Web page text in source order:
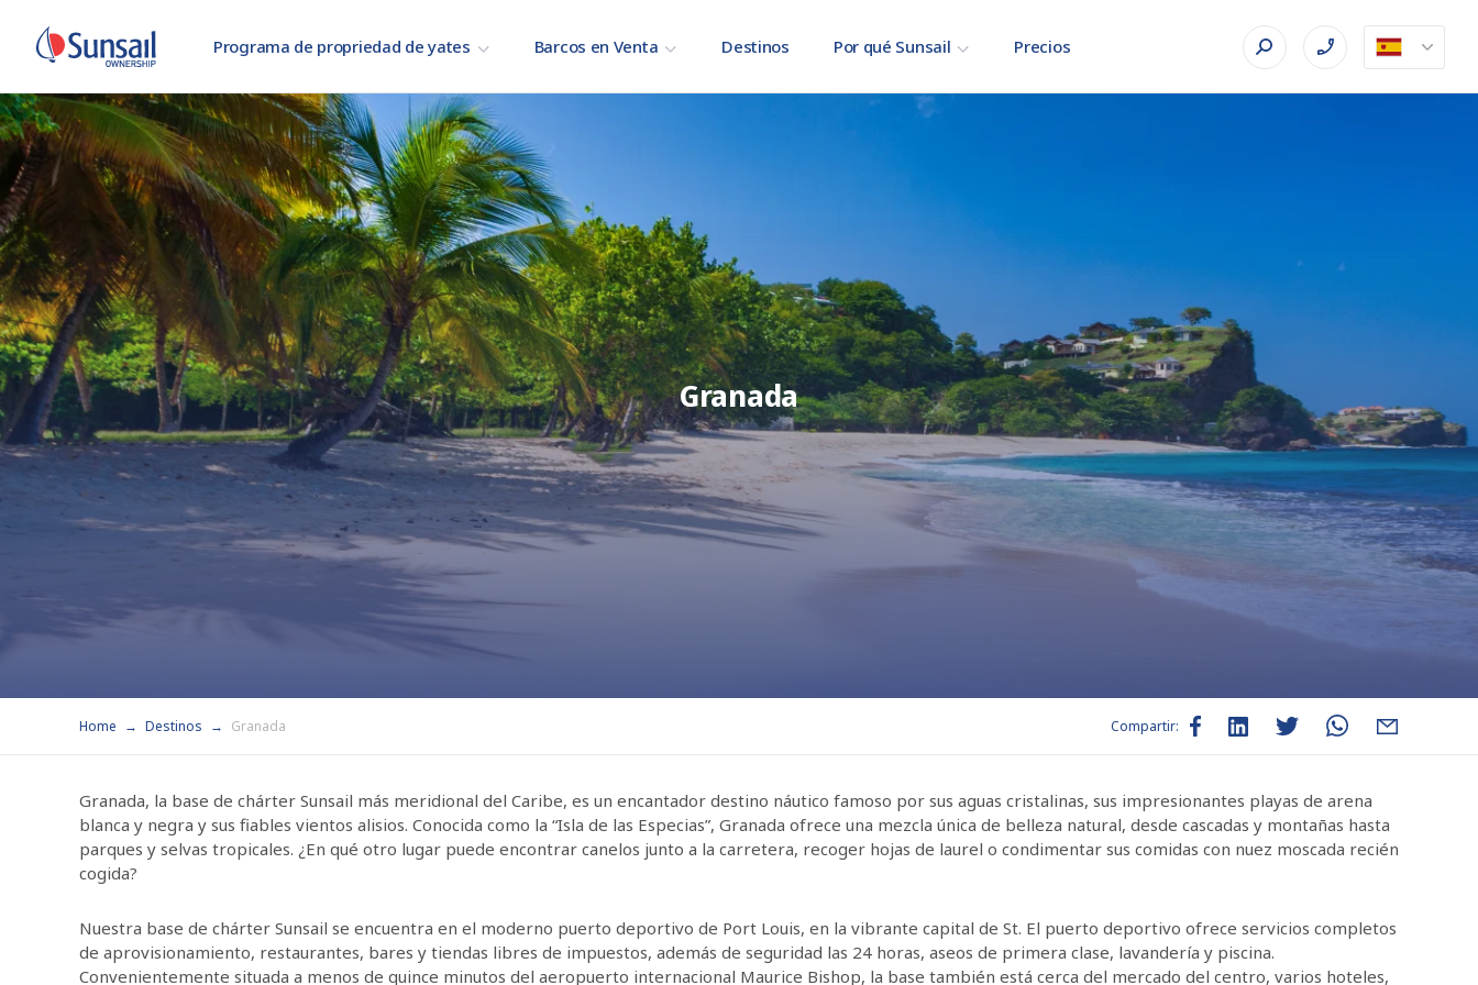
Programa de propriedad de yates Barcos en Venta Destinos Por qué Sunsail Precios
Granada
Home Destinos Granada Compartir:
Granada, la base de chárter Sunsail más meridional del Caribe, es un encantador destino náutico famoso por sus aguas cristalinas, sus impresionantes playas de arena
blanca y negra y sus fiables vientos alisios. Conocida como la “Isla de las Especias”, Granada ofrece una mezcla única de belleza natural, desde cascadas y montañas hasta
parques y selvas tropicales. ¿En qué otro lugar puede encontrar canelos junto a la carretera, recoger hojas de laurel o condimentar sus comidas con nuez moscada recién
cogida?
Nuestra base de chárter Sunsail se encuentra en el moderno puerto deportivo de Port Louis, en la vibrante capital de St. El puerto deportivo ofrece servicios completos
de aprovisionamiento, restaurantes, bares y tiendas libres de impuestos, además de seguridad las 24 horas, aseos de primera clase, lavandería y piscina.
Convenientemente situada a menos de quince minutos del aeropuerto internacional Maurice Bishop, la base también está cerca del mercado del centro, varios hoteles,